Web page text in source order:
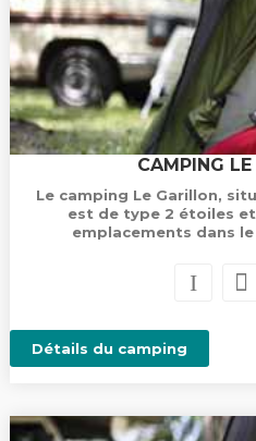
CAMPING
Le camping Le Garillon,
est de type 2 étoiles
emplacements dans
Détails du camping